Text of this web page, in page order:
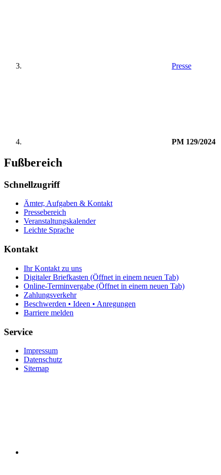
Presse
PM 129/2024
Fußbereich
Schnellzugriff
Ämter, Aufgaben & Kontakt
Pressebereich
Veranstaltungskalender
Leichte Sprache
Kontakt
Ihr Kontakt zu uns
Digitaler Briefkasten (Öffnet in einem neuen Tab)
Online-Terminvergabe (Öffnet in einem neuen Tab)
Zahlungsverkehr
Beschwerden • Ideen • Anregungen
Barriere melden
Service
Impressum
Datenschutz
Sitemap